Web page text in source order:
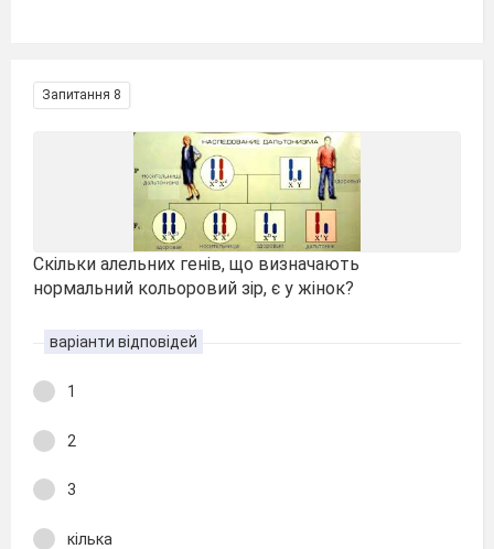
Запитання 8
Скільки алельних генів, що визначають
нормальний кольоровий зір, є у жінок?
варіанти відповідей
1
2
3
кілька